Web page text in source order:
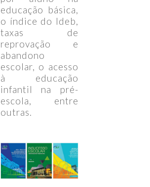
educação básica,
o índice do Ideb,
taxas de
reprovação e
abandono
escolar, o acesso
à educação
infantil na pré-
escola, entre
outras.